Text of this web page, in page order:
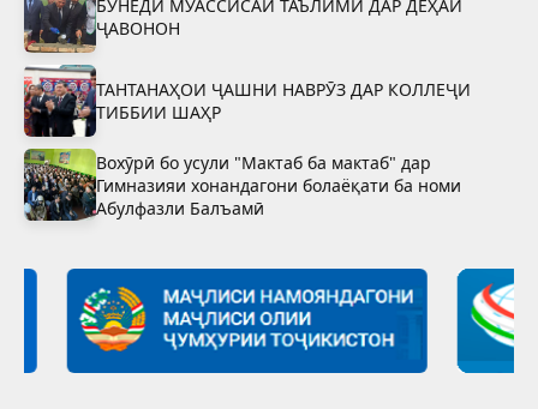
БУНЁДИ МУАССИСАИ ТАЪЛИМӢ ДАР ДЕҲАИ
ҶАВОНОН
ТАНТАНАҲОИ ҶАШНИ НАВРӮЗ ДАР КОЛЛЕҶИ
ТИББИИ ШАҲР
Вохӯрӣ бо усули "Мактаб ба мактаб" дар
Гимназияи хонандагони болаёқати ба номи
Абулфазли Балъамӣ